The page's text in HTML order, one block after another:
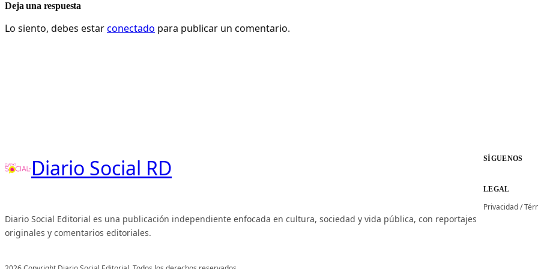
Deja una respuesta
Lo siento, debes estarconectado para publicar un comentario.
Diario Social RD
Diario Social Editorial es una publicación independiente enfocada en cultura, sociedad y vida pública, con reportajes
originales y comentarios editoriales.
SÍGUENOS
LEGAL
Privacidad/